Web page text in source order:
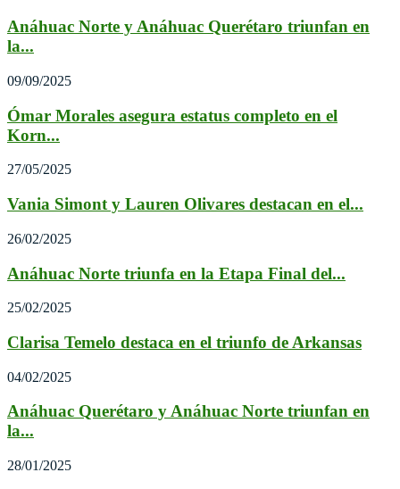
Anáhuac Norte y Anáhuac Querétaro triunfan en
la...
09/09/2025
Ómar Morales asegura estatus completo en el
Korn...
27/05/2025
Vania Simont y Lauren Olivares destacan en el...
26/02/2025
Anáhuac Norte triunfa en la Etapa Final del...
25/02/2025
Clarisa Temelo destaca en el triunfo de Arkansas
04/02/2025
Anáhuac Querétaro y Anáhuac Norte triunfan en
la...
28/01/2025